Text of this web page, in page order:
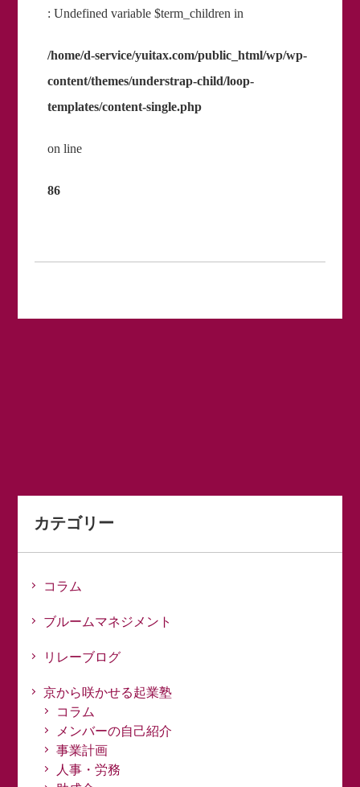
: Undefined variable $term_children in
/home/d-service/yuitax.com/public_html/wp/wp-
content/themes/understrap-child/loop-
templates/content-single.php
on line
86
カテゴリー
コラム
ブルームマネジメント
リレーブログ
京から咲かせる起業塾
コラム
メンバーの自己紹介
事業計画
人事・労務